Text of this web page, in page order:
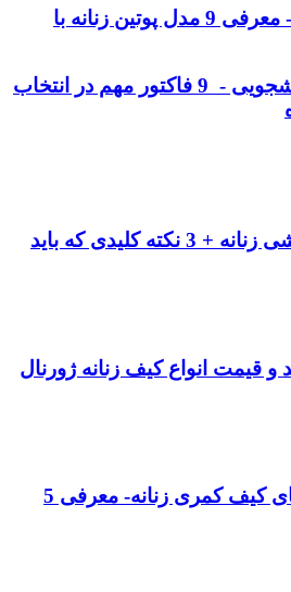
خرید پوتین زنانه شیک - معرفی 9 مدل پوتین زنانه با
راهنمای خرید کیف دانشجویی - 9 فاکتور مهم در انتخاب
راهنمای خرید کیف دوشی زنانه + 3 نکته کلیدی که باید
و قیمت انواع کیف زنانه ژورنال
آشنایی با برترین برندهای کیف کمری زنانه- معرفی 5